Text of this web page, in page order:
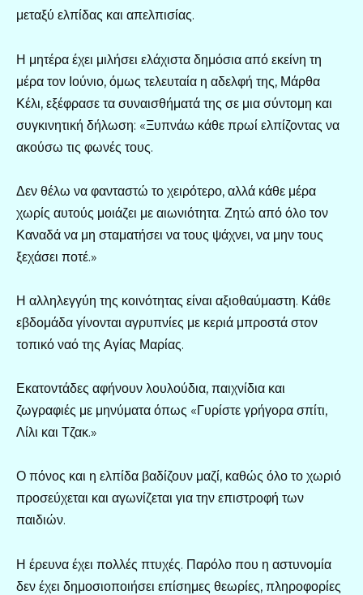
μεταξύ ελπίδας και απελπισίας.
Η μητέρα έχει μιλήσει ελάχιστα δημόσια από εκείνη τη
μέρα τον Ιούνιο, όμως τελευταία η αδελφή της, Μάρθα
Κέλι, εξέφρασε τα συναισθήματά της σε μια σύντομη και
συγκινητική δήλωση: «Ξυπνάω κάθε πρωί ελπίζοντας να
ακούσω τις φωνές τους.
Δεν θέλω να φανταστώ το χειρότερο, αλλά κάθε μέρα
χωρίς αυτούς μοιάζει με αιωνιότητα. Ζητώ από όλο τον
Καναδά να μη σταματήσει να τους ψάχνει, να μην τους
ξεχάσει ποτέ.»
Η αλληλεγγύη της κοινότητας είναι αξιοθαύμαστη. Κάθε
εβδομάδα γίνονται αγρυπνίες με κεριά μπροστά στον
τοπικό ναό της Αγίας Μαρίας.
Εκατοντάδες αφήνουν λουλούδια, παιχνίδια και
ζωγραφιές με μηνύματα όπως «Γυρίστε γρήγορα σπίτι,
Λίλι και Τζακ.»
Ο πόνος και η ελπίδα βαδίζουν μαζί, καθώς όλο το χωριό
προσεύχεται και αγωνίζεται για την επιστροφή των
παιδιών.
Η έρευνα έχει πολλές πτυχές. Παρόλο που η αστυνομία
δεν έχει δημοσιοποιήσει επίσημες θεωρίες, πληροφορίες